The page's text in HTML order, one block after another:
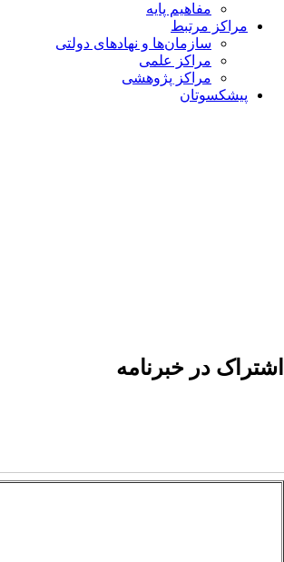
مفاهیم پایه
مراکز مرتبط
سازمان‌ها و نهادهای دولتی
مراکز علمی
مراکز پژوهشی
پیشکسوتان
اشتراک در خبرنامه